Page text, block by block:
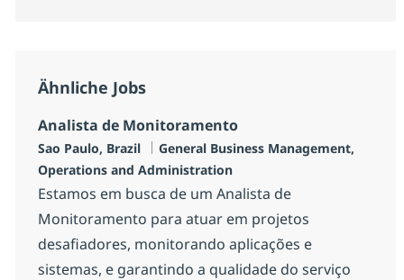
Ähnliche Jobs
Analista de Monitoramento
Standort
Sao Paulo, Brazil Kategorie
General Business Management,
Operations and Administration
Estamos em busca de um Analista de
Monitoramento para atuar em projetos
desafiadores, monitorando aplicações e
sistemas, e garantindo a qualidade do serviço